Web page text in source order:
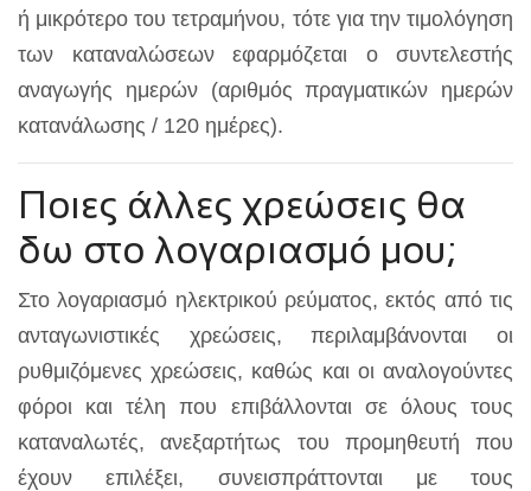
ή μικρότερο του τετραμήνου, τότε για την τιμολόγηση
των καταναλώσεων εφαρμόζεται ο συντελεστής
αναγωγής ημερών (αριθμός πραγματικών ημερών
κατανάλωσης / 120 ημέρες).
Ποιες άλλες χρεώσεις θα
δω στο λογαριασμό μου;
Στο λογαριασμό ηλεκτρικού ρεύματος, εκτός από τις
ανταγωνιστικές χρεώσεις, περιλαμβάνονται οι
ρυθμιζόμενες χρεώσεις, καθώς και οι αναλογούντες
φόροι και τέλη που επιβάλλονται σε όλους τους
καταναλωτές, ανεξαρτήτως του προμηθευτή που
έχουν επιλέξει, συνεισπράττονται με τους